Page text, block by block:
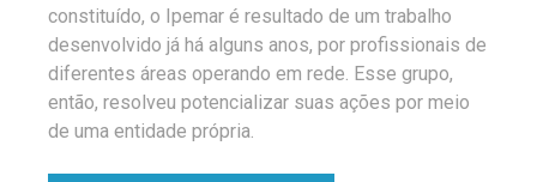
constituído, o Ipemar é resultado de um trabalho
desenvolvido já há alguns anos, por profissionais de
diferentes áreas operando em rede. Esse grupo,
então, resolveu potencializar suas ações por meio
de uma entidade própria.